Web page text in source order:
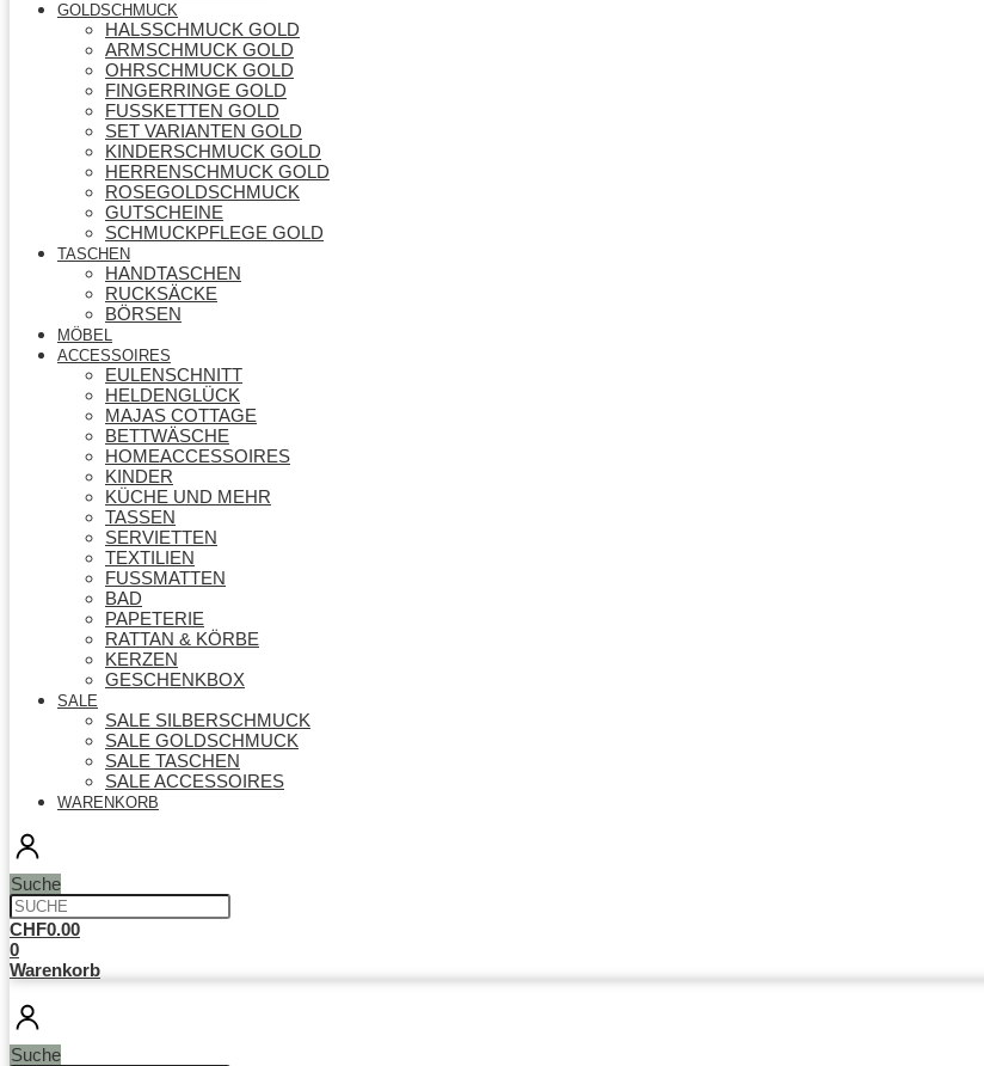
GOLDSCHMUCK
HALSSCHMUCK GOLD
ARMSCHMUCK GOLD
OHRSCHMUCK GOLD
FINGERRINGE GOLD
FUSSKETTEN GOLD
SET VARIANTEN GOLD
KINDERSCHMUCK GOLD
HERRENSCHMUCK GOLD
ROSEGOLDSCHMUCK
GUTSCHEINE
SCHMUCKPFLEGE GOLD
TASCHEN
HANDTASCHEN
RUCKSÄCKE
BÖRSEN
MÖBEL
ACCESSOIRES
EULENSCHNITT
HELDENGLÜCK
MAJAS COTTAGE
BETTWÄSCHE
HOMEACCESSOIRES
KINDER
KÜCHE UND MEHR
TASSEN
SERVIETTEN
TEXTILIEN
FUSSMATTEN
BAD
PAPETERIE
RATTAN & KÖRBE
KERZEN
GESCHENKBOX
SALE
SALE SILBERSCHMUCK
SALE GOLDSCHMUCK
SALE TASCHEN
SALE ACCESSOIRES
WARENKORB
Suche
CHF0.00
0
Warenkorb
Suche